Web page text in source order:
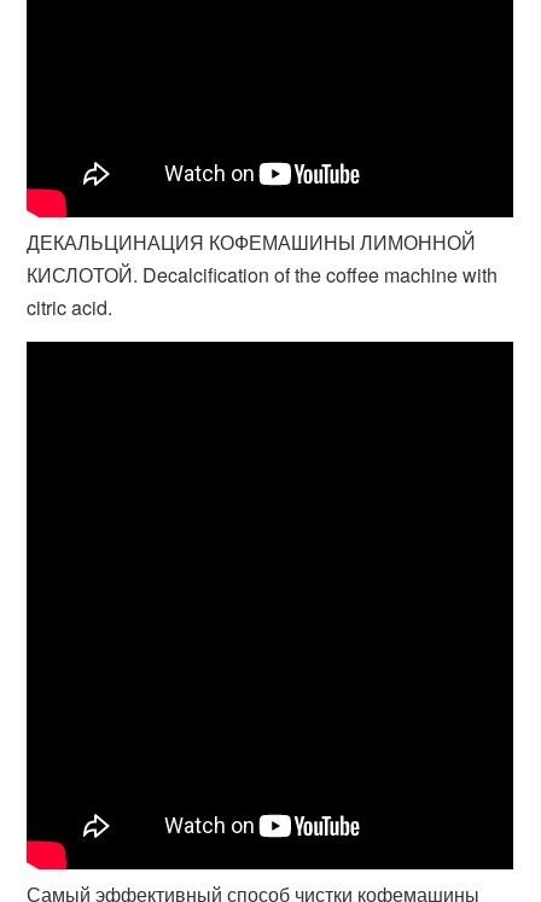
ДЕКАЛЬЦИНАЦИЯ КОФЕМАШИНЫ ЛИМОННОЙ
КИСЛОТОЙ. Decalcification of the coffee machine with
citric acid.
Самый эффективный способ чистки кофемашины